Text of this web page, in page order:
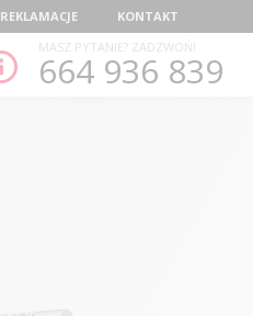
REKLAMACJE KONTAKT
MASZ PYTANIE? ZADZWOŃ!
664 936 839